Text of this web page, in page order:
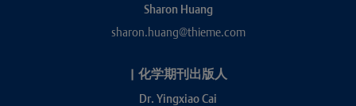
Sharon Huang
sharon.huang@thieme.com
| 化学期刊出版人
Dr. Yingxiao Cai